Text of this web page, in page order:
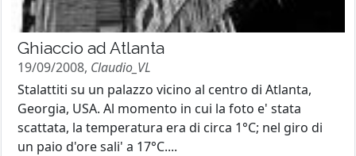
Ghiaccio ad Atlanta
19/09/2008, Claudio_VL
Stalattiti su un palazzo vicino al centro di Atlanta,
Georgia, USA. Al momento in cui la foto e' stata
scattata, la temperatura era di circa 1°C; nel giro di
un paio d'ore sali' a 17°C....